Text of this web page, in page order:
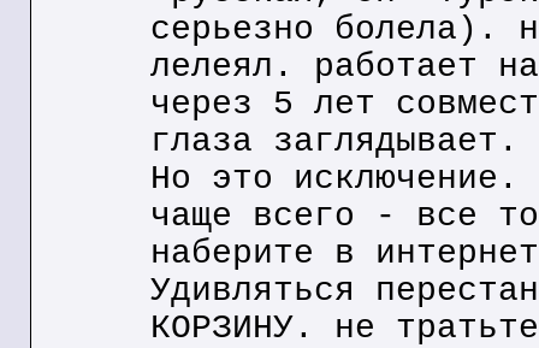
серьезно болела).
лелеял. работает
через 5 лет
глаза заглядывает.
Но это исключение.
чаще всего - все
наберите в
Удивляться
КОРЗИНУ. не